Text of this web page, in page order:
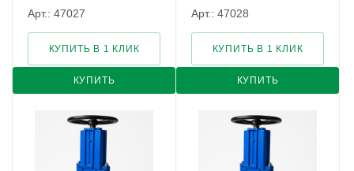
Арт.: 47027
КУПИТЬ
КУПИТЬ В 1 КЛИК
Арт.: 47028
КУПИТЬ
КУПИТЬ В 1 КЛИК